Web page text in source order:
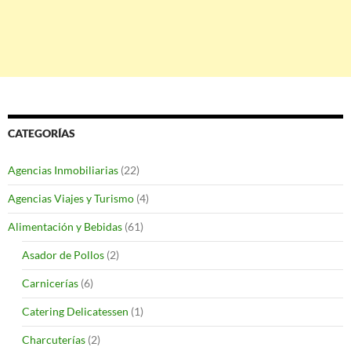
CATEGORÍAS
Agencias Inmobiliarias (22)
Agencias Viajes y Turismo (4)
Alimentación y Bebidas (61)
Asador de Pollos (2)
Carnicerías (6)
Catering Delicatessen (1)
Charcuterías (2)